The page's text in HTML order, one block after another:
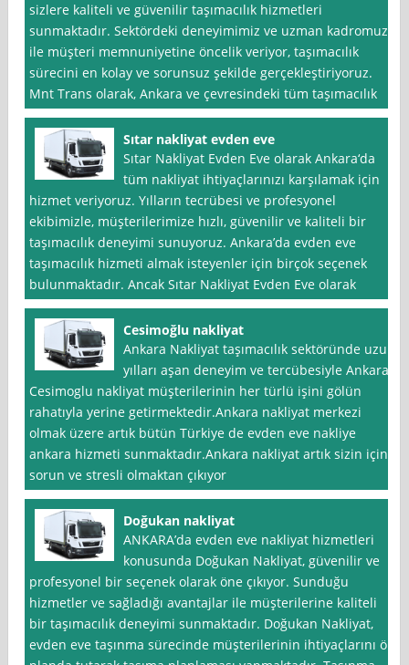
sizlere kaliteli ve güvenilir taşımacılık hizmetleri
sunmaktadır. Sektördeki deneyimimiz ve uzman kadromuz
ile müşteri memnuniyetine öncelik veriyor, taşımacılık
sürecini en kolay ve sorunsuz şekilde gerçekleştiriyoruz.
Mnt Trans olarak, Ankara ve çevresindeki tüm taşımacılık
Sıtar nakliyat evden eve
Sıtar Nakliyat Evden Eve olarak Ankara‘da
tüm nakliyat ihtiyaçlarınızı karşılamak için
hizmet veriyoruz. Yılların tecrübesi ve profesyonel
ekibimizle, müşterilerimize hızlı, güvenilir ve kaliteli bir
taşımacılık deneyimi sunuyoruz. Ankara’da evden eve
taşımacılık hizmeti almak isteyenler için birçok seçenek
bulunmaktadır. Ancak Sıtar Nakliyat Evden Eve olarak
Cesimoğlu nakliyat
Ankara Nakliyat taşımacılık sektöründe uzun
yılları aşan deneyim ve tercübesiyle Ankara
Cesimoglu nakliyat müşterilerinin her türlü işini gölün
rahatıyla yerine getirmektedir.Ankara nakliyat merkezi
olmak üzere artık bütün Türkiye de evden eve nakliye
ankara hizmeti sunmaktadır.Ankara nakliyat artık sizin için
sorun ve stresli olmaktan çıkıyor
Doğukan nakliyat
ANKARA’da evden eve nakliyat hizmetleri
konusunda Doğukan Nakliyat, güvenilir ve
profesyonel bir seçenek olarak öne çıkıyor. Sunduğu
hizmetler ve sağladığı avantajlar ile müşterilerine kaliteli
bir taşımacılık deneyimi sunmaktadır. Doğukan Nakliyat,
evden eve taşınma sürecinde müşterilerinin ihtiyaçlarını ön